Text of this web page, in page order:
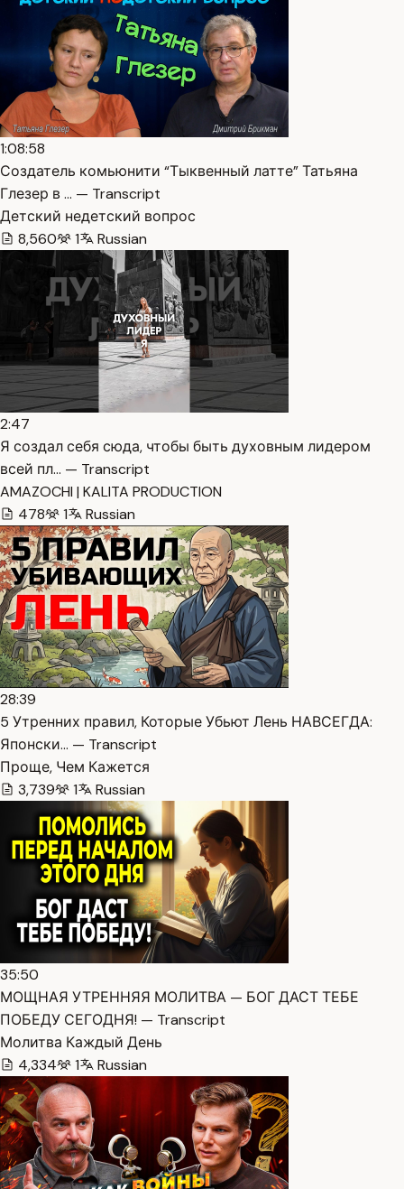
1:08:58
Создатель комьюнити “Тыквенный латте” Татьяна
Глезер в … — Transcript
Детский недетский вопрос
8,560
1 Russian
2:47
Я создал себя сюда, чтобы быть духовным лидером
всей пл… — Transcript
AMAZOCHI | KALITA PRODUCTION
478
1 Russian
28:39
5 Утренних правил, Которые Убьют Лень НАВСЕГДА:
Японски… — Transcript
Проще, Чем Кажется
3,739
1 Russian
35:50
МОЩНАЯ УТРЕННЯЯ МОЛИТВА — БОГ ДАСТ ТЕБЕ
ПОБЕДУ СЕГОДНЯ! — Transcript
Молитва Каждый День
4,334
1 Russian